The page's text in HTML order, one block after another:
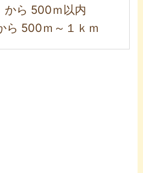
ら 500ｍ以内
ら 500ｍ～１ｋｍ